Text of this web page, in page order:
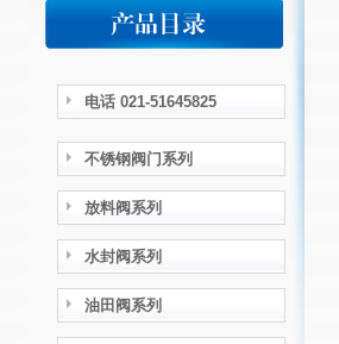
电话 021-51645825
不锈钢阀门系列
放料阀系列
水封阀系列
油田阀系列